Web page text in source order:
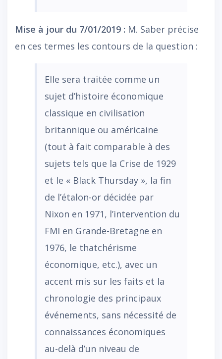
Mise à jour du 7/01/2019 : M. Saber précise
en ces termes les contours de la question :
Elle sera traitée comme un
sujet d’histoire économique
classique en civilisation
britannique ou américaine
(tout à fait comparable à des
sujets tels que la Crise de 1929
et le « Black Thursday », la fin
de l’étalon-or décidée par
Nixon en 1971, l’intervention du
FMI en Grande-Bretagne en
1976, le thatchérisme
économique, etc.), avec un
accent mis sur les faits et la
chronologie des principaux
événements, sans nécessité de
connaissances économiques
au-delà d’un niveau de